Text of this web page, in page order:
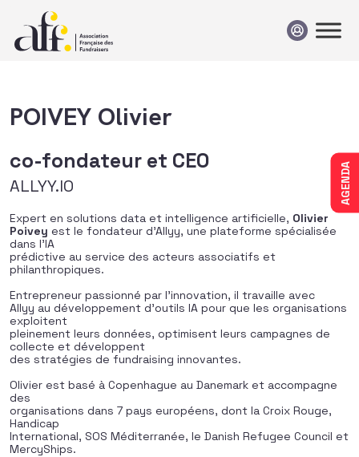
AGENDA
POIVEY Olivier
co-fondateur et CEO
ALLYY.IO
Expert en solutions data et intelligence artificielle, Olivier
Poivey est le fondateur d’Allyy, une plateforme spécialisée
dans l’IA
prédictive au service des acteurs associatifs et
philanthropiques.
Entrepreneur passionné par l’innovation, il travaille avec
Allyy au développement d’outils IA pour que les organisations
exploitent
pleinement leurs données, optimisent leurs campagnes de
collecte et développent
des stratégies de fundraising innovantes.
Olivier est basé à Copenhague au Danemark et accompagne
des
organisations dans 7 pays européens, dont la Croix Rouge,
Handicap
International, SOS Méditerranée, le Danish Refugee Council et
MercyShips.